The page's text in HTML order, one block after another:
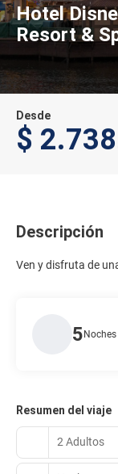
Hotel
Resort &
Desde
$
Descripción
Ven y disfruta de
5Noches
Resumen del viaje
2 Adultos